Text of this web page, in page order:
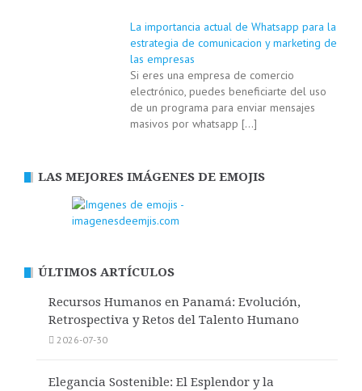
La importancia actual de Whatsapp para la
estrategia de comunicacion y marketing de
las empresas
Si eres una empresa de comercio
electrónico, puedes beneficiarte del uso
de un programa para enviar mensajes
masivos por whatsapp […]
LAS MEJORES IMÁGENES DE EMOJIS
ÚLTIMOS ARTÍCULOS
Recursos Humanos en Panamá: Evolución,
Retrospectiva y Retos del Talento Humano
2026-07-30
Elegancia Sostenible: El Esplendor y la